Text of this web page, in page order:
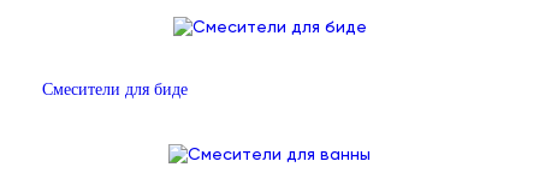
Смесители для биде